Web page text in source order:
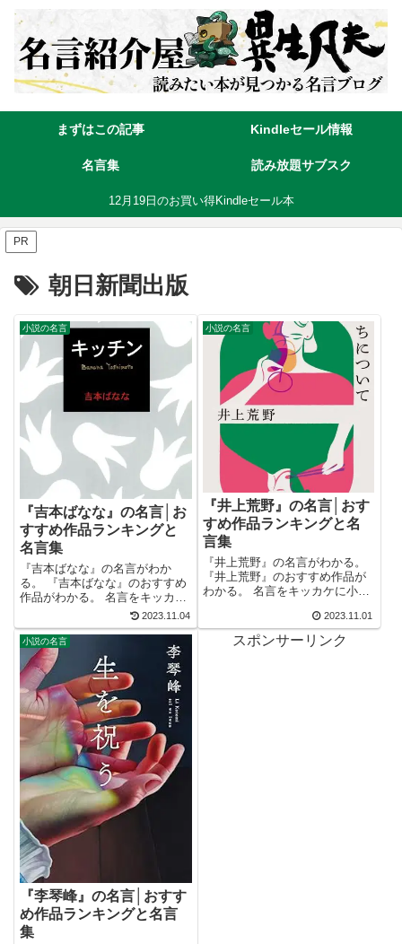
まずはこの記事 Kindleセール情報
名言集 読み放題サブスク
12月19日のお買い得Kindleセール本
PR
朝日新聞出版
小説の名言
『吉本ばなな』の名言│お
すすめ作品ランキングと
名言集
『吉本ばなな』の名言がわか
る。 『吉本ばなな』のおすすめ
作品がわかる。 名言をキッカケ
に小説が読みたくなる。 2万以
上の名言を集め、読みたい本が
見つかる名言集ブログでお馴染
みの、名言紹介屋の凡夫です。
この記事は、『吉本ばなな』の
おすすめ作...
2023.11.04
小説の名言
『井上荒野』の名言│おす
すめ作品ランキングと名
言集
『井上荒野』の名言がわかる。
『井上荒野』のおすすめ作品が
わかる。 名言をキッカケに小説
言を集め、読みたい本が見つか
る名言集ブログでお馴染みの、
名言紹介屋の凡夫です。 この記
2023.11.01
小説の名言
『李琴峰』の名言│おすす
め作品ランキングと名言
集
スポンサーリンク